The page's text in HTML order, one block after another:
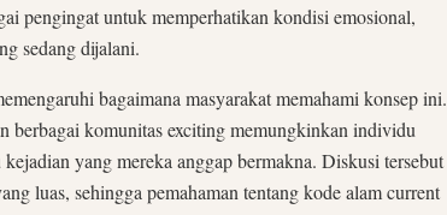
pengingat untuk memperhatikan kondisi emosional,
sedang dijalani.
bagaimana masyarakat memahami konsep ini.
berbagai komunitas exciting memungkinkan individu
yang mereka anggap bermakna. Diskusi tersebut
luas, sehingga pemahaman tentang kode alam current